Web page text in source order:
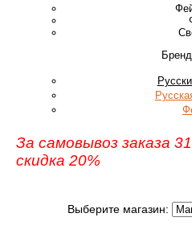
За самовывоз заказа
скидка 20%
Выберите магазин: